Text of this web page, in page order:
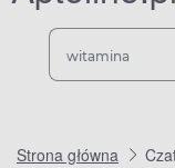
Strona główna